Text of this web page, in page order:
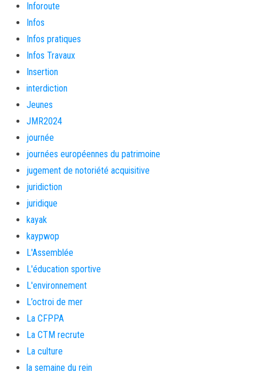
Inforoute
Infos
Infos pratiques
Infos Travaux
Insertion
interdiction
Jeunes
JMR2024
journée
journées européennes du patrimoine
jugement de notoriété acquisitive
juridiction
juridique
kayak
kaypwop
L'Assemblée
L'éducation sportive
L'environnement
L’octroi de mer
La CFPPA
La CTM recrute
La culture
la semaine du rein